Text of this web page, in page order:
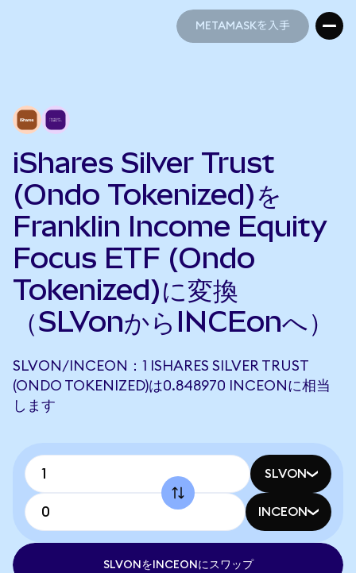
METAMASKを入手
iShares Silver Trust
(Ondo Tokenized)を
Franklin Income Equity
Focus ETF (Ondo
Tokenized)に変換
（SLVonからINCEonへ）
SLVON/INCEON：1 ISHARES SILVER TRUST
(ONDO TOKENIZED)は0.848970 INCEONに相当
します
SLVON
INCEON
SLVONをINCEONにスワップ